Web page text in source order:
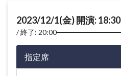
2023/12/1(金) 開演: 18:30
終了: 20:00
指定席